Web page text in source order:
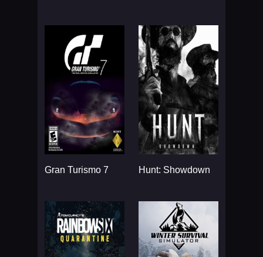
Gran Turismo 7 Hunt: Showdown